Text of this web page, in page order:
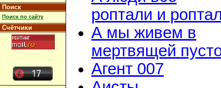
Поиск
Поиск по сайту
Счётчики
роптали и
А мы живем в
мертвящей
Агент 007